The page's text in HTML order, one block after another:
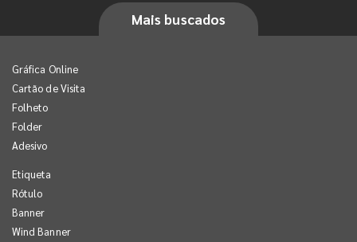
Mais buscados
Gráfica Online
Cartão de Visita
Folheto
Folder
Adesivo
Etiqueta
Rótulo
Banner
Wind Banner